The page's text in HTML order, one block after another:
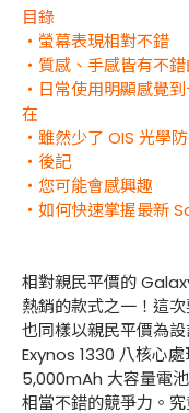
目錄
・螢幕表現相對不錯
・質感、手感皆有不
・日常使用明顯感覺
在
・雖然少了 OIS 光學
・後記
・您可能會感興趣
・如何快速掌握最新
相對親民平價的
熱銷的款式之一！這
也同樣以親民平價為
Exynos 1330 八核心
5,000mAh 大容量電
相當不錯的競爭力。